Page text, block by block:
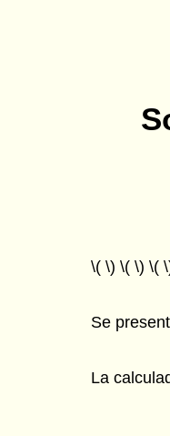
\( \) \( \) \(
Se
La